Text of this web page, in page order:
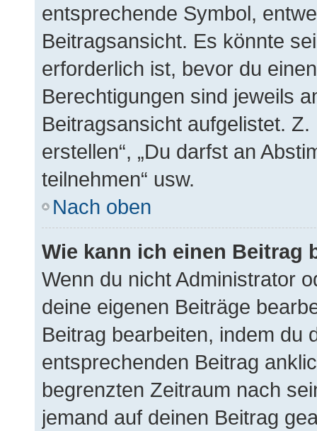
entsprechende Symbol,
Beitragsansicht. Es könnte
erforderlich ist, bevor du
Berechtigungen sind jeweils
Beitragsansicht aufgelistet.
erstellen“, „Du darfst an
teilnehmen“ usw.
Nach oben
Wie kann ich einen Beitrag
Wenn du nicht Administrator
deine eigenen Beiträge
Beitrag bearbeiten, indem du
entsprechenden Beitrag
begrenzten Zeitraum nach
jemand auf deinen Beitrag